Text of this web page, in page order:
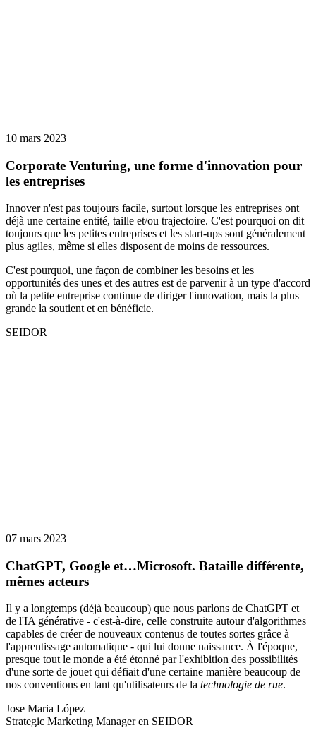
10 mars 2023
Corporate Venturing, une forme d'innovation pour
les entreprises
Innover n'est pas toujours facile, surtout lorsque les entreprises ont
déjà une certaine entité, taille et/ou trajectoire. C'est pourquoi on dit
toujours que les petites entreprises et les start-ups sont généralement
plus agiles, même si elles disposent de moins de ressources.
C'est pourquoi, une façon de combiner les besoins et les
opportunités des unes et des autres est de parvenir à un type d'accord
où la petite entreprise continue de diriger l'innovation, mais la plus
grande la soutient et en bénéficie.
SEIDOR
07 mars 2023
ChatGPT, Google et…Microsoft. Bataille différente,
mêmes acteurs
Il y a longtemps (déjà beaucoup) que nous parlons de ChatGPT et
de l'IA générative - c'est-à-dire, celle construite autour d'algorithmes
capables de créer de nouveaux contenus de toutes sortes grâce à
l'apprentissage automatique - qui lui donne naissance. À l'époque,
presque tout le monde a été étonné par l'exhibition des possibilités
d'une sorte de jouet qui défiait d'une certaine manière beaucoup de
nos conventions en tant qu'utilisateurs de la technologie de rue.
Jose Maria López
Strategic Marketing Manager en SEIDOR